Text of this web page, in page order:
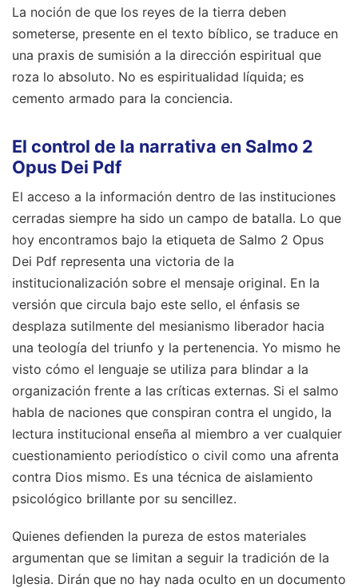
La noción de que los reyes de la tierra deben
someterse, presente en el texto bíblico, se traduce en
una praxis de sumisión a la dirección espiritual que
roza lo absoluto. No es espiritualidad líquida; es
cemento armado para la conciencia.
El control de la narrativa en Salmo 2
Opus Dei Pdf
El acceso a la información dentro de las instituciones
cerradas siempre ha sido un campo de batalla. Lo que
hoy encontramos bajo la etiqueta de Salmo 2 Opus
Dei Pdf representa una victoria de la
institucionalización sobre el mensaje original. En la
versión que circula bajo este sello, el énfasis se
desplaza sutilmente del mesianismo liberador hacia
una teología del triunfo y la pertenencia. Yo mismo he
visto cómo el lenguaje se utiliza para blindar a la
organización frente a las críticas externas. Si el salmo
habla de naciones que conspiran contra el ungido, la
lectura institucional enseña al miembro a ver cualquier
cuestionamiento periodístico o civil como una afrenta
contra Dios mismo. Es una técnica de aislamiento
psicológico brillante por su sencillez.
Quienes defienden la pureza de estos materiales
argumentan que se limitan a seguir la tradición de la
Iglesia. Dirán que no hay nada oculto en un documento